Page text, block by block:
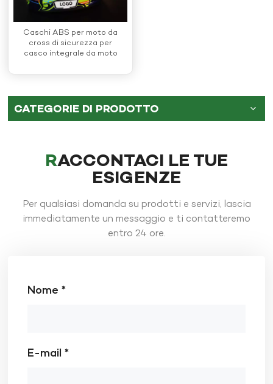
Caschi ABS per moto da
cross di sicurezza per
casco integrale da moto
CATEGORIE DI PRODOTTO
RACCONTACI LE TUE
ESIGENZE
Per qualsiasi domanda su prodotti e servizi, lascia
immediatamente un messaggio e ti contatteremo
entro 24 ore.
Nome *
E-mail *